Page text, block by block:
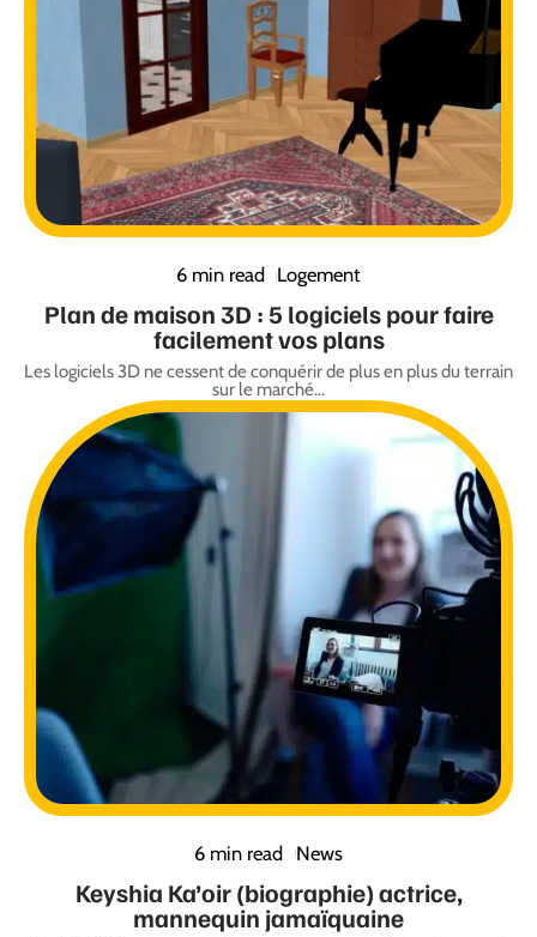
6 min read Logement
Plan de maison 3D : 5 logiciels pour faire
facilement vos plans
Les logiciels 3D ne cessent de conquérir de plus en plus du terrain
sur le marché…
6 min read News
Keyshia Ka’oir (biographie) actrice,
mannequin jamaïquaine